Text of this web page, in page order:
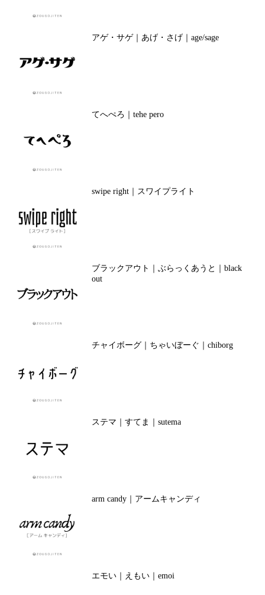
アゲ・サゲ｜あげ・さげ｜age/sage
てへぺろ｜tehe pero
swipe right｜スワイプライト
ブラックアウト｜ぶらっくあうと｜black
out
チャイボーグ｜ちゃいぼーぐ｜chiborg
ステマ｜すてま｜sutema
arm candy｜アームキャンディ
エモい｜えもい｜emoi